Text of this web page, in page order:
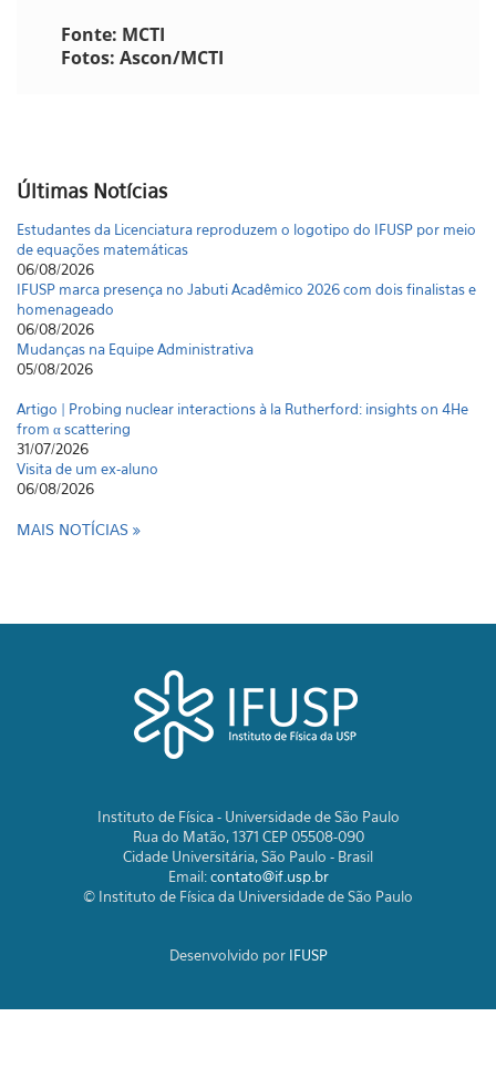
Fonte: MCTI
Fotos: Ascon/MCTI
Últimas Notícias
Estudantes da Licenciatura reproduzem o logotipo do IFUSP por meio
de equações matemáticas
06/08/2026
IFUSP marca presença no Jabuti Acadêmico 2026 com dois finalistas e
homenageado
06/08/2026
Mudanças na Equipe Administrativa
05/08/2026
Artigo | Probing nuclear interactions à la Rutherford: insights on 4He
from α scattering
31/07/2026
Visita de um ex-aluno
06/08/2026
Estudantes da Licenciatura reproduzem o logotipo do IFUSP por meio
MAIS NOTÍCIAS
Instituto de Física - Universidade de São Paulo
Rua do Matão, 1371 CEP 05508-090
Cidade Universitária, São Paulo - Brasil
Email:contato@if.usp.br
© Instituto de Física da Universidade de São Paulo
Desenvolvido por IFUSP